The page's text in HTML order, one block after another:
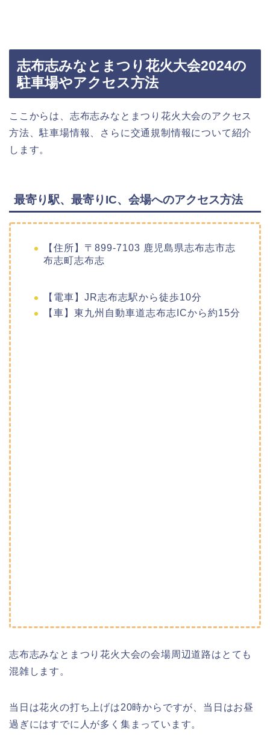
志布志みなとまつり花火大会2024の
駐車場やアクセス方法
ここからは、志布志みなとまつり花火大会のアクセス
方法、駐車場情報、さらに交通規制情報について紹介
します。
最寄り駅、最寄りIC、会場へのアクセス方法
【住所】〒899-7103 鹿児島県志布志市志
布志町志布志
【電車】JR志布志駅から徒歩10分
【車】東九州自動車道志布志ICから約15分
志布志みなとまつり花火大会の会場周辺道路はとても
混雑します。
当日は花火の打ち上げは20時からですが、当日はお昼
過ぎにはすでに人が多く集まっています。